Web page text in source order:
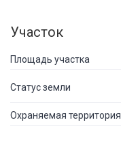
Участок
Площадь участка
Статус земли
Охраняемая территория